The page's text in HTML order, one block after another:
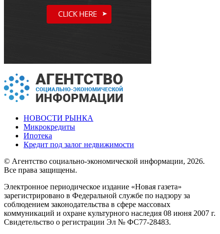
НОВОСТИ РЫНКА
Микрокредиты
Ипотека
Кредит под залог недвижимости
© Агентство социально-экономической информации, 2026.
Все права защищены.
Электронное периодическое издание «Новая газета»
зарегистрировано в Федеральной службе по надзору за
соблюдением законодательства в сфере массовых
коммуникаций и охране культурного наследия 08 июня 2007 г.
Свидетельство о регистрации Эл № ФС77-28483.